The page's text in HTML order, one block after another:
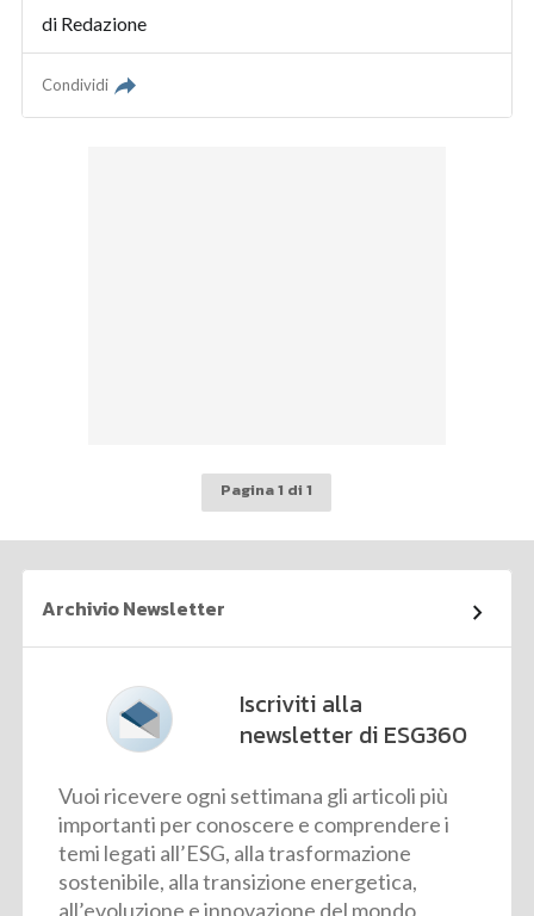
di Redazione
Condividi
Pagina 1 di 1
Archivio Newsletter
Iscriviti alla
newsletter di ESG360
Vuoi ricevere ogni settimana gli articoli più
importanti per conoscere e comprendere i
temi legati all’ESG, alla trasformazione
sostenibile, alla transizione energetica,
all’evoluzione e innovazione del mondo